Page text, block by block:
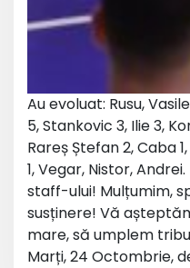
Au evoluat: Rusu,
5, Stankovic 3, Ilie 3,
Rareș Ștefan 2, Caba
1, Vegar, Nistor,
staff-ului! Mulțumim,
susținere! Vă
mare, să umplem
Marți, 24 Octombrie,